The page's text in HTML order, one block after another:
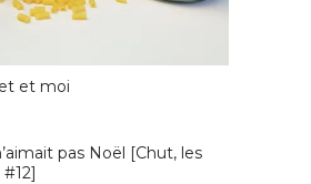
et moi
pas Noël [Chut, les